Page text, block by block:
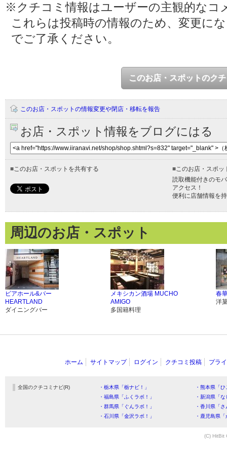
※クチコミ情報はユーザーの主観的なコ
これらは投稿時の情報のため、変更に
でご了承ください。
このお店・スポットのク
このお店・スポットの情報変更や閉店・移転を報告
お店・スポット情報をブログにはる
■このお店・スポットを共有する ■このお店・スポッ
読取機能付きのモ
アクセス！
便利に店舗情報を
周辺のお店・スポット
ビアホール&バー
HEARTLAND
ダイニングバー
メキシカン酒場 MUCHO
AMIGO
多国籍料理
春
洋
ホーム サイトマップ ログイン クチコミ投稿 プラ
全国のクチコミナビ(R) ・栃木県「栃ナビ！」
・熊本県「
・福島県「ふくラボ！」
・新潟県「
・群馬県「ぐんラボ！」
・香川県「
・石川県「金沢ラボ！」
・鹿児島県
(C) HitBit